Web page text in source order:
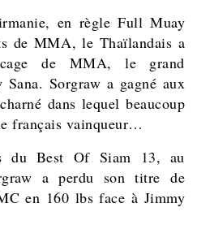
en règle Full Muay
de MMA, le Thaïlandais a
de MMA, le grand
Sorgraw a gagné aux
dans lequel beaucoup
français vainqueur…
du Best Of Siam 13, au
a perdu son titre de
en 160 lbs face à Jimmy